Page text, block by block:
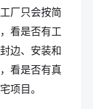
厂只会按简
看是否有工
边、安装和
看是否有真
项目。